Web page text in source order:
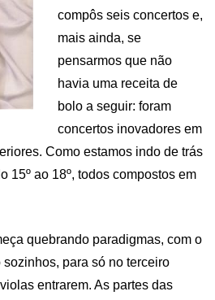
compôs seis concertos e,
mais ainda, se
pensarmos que não
havia uma receita de
bolo a seguir: foram
concertos inovadores em
Como estamos indo de trás
15º ao 18º, todos compostos em
quebrando paradigmas, com o
para só no terceiro
entrarem. As partes das